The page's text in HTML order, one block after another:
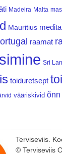
Madeira Malta
Mauritius
raamat
Sri
toiduretsept
vääriskivid õnn
Terviseviis.
© Terviseviis